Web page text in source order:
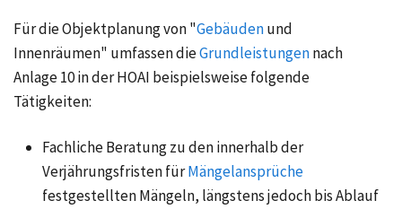
Für die Objektplanung von "Gebäudenund
Innenräumen" umfassen dieGrundleistungennach
Anlage 10in der HOAI beispielsweise folgende
Tätigkeiten:
Fachliche Beratung zu den innerhalb der
Verjährungsfristen fürMängelansprüche
festgestellten Mängeln, längstens jedoch bis Ablauf